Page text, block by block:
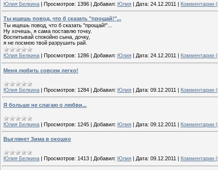
Юлия Белкина | Просмотров: 1396 | Добавил: Юлия | Дата: 24.12.2011 | Комментарии
Ты ищешь повод, что б сказать "прощай!"...
Ты ищешь повод, что б сказать "прощай!"...
Ну хочешь, я сама поставлю точку.
Воспитывай спокойно сына, дочку,
я не посмею твой разрушить рай.
Юлия Белкина Просмотров: 1286 Добавил: Юлия Дата: 24.12.2011 Комментарии
Меня любить совсем легко!
Юлия Белкина | Просмотров: 1284 | Добавил: Юлия | Дата: 09.12.2011 | Комментарии
Я больше не слагаю о любви...
Юлия Белкина | Просмотров: 1245 | Добавил: Юлия | Дата: 09.12.2011 | Комментарии
Выглянет Зима в окошко
Юлия Белкина Просмотров: 1413 Добавил: Юлия Дата: 09.12.2011 Комментарии